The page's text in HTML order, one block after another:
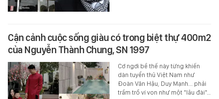
Cận cảnh cuộc sống giàu có trong biệt thự 400m2
của Nguyễn Thành Chung, SN 1997
Cơ ngơi bề thế này từng khiến
dàn tuyển thủ Việt Nam như
Đoàn Văn Hậu, Duy Mạnh... phải
trầm trồ ví von như một "lâu đài"…